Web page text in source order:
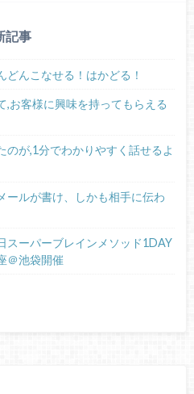
記事
どんこなせる！はかどる！
,お客様に興味を持ってもらえる
のが,1分でわかりやすく話せるよ
ールが書け、しかも相手に伝わ
スーパーブレインメソッド1DAY
＠池袋開催